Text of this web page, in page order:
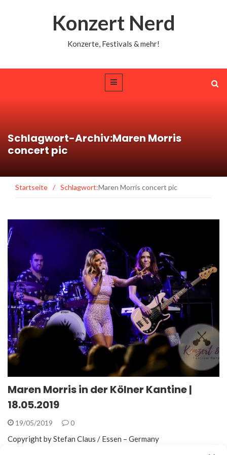
Konzert Nerd
Konzerte, Festivals & mehr!
Schlagwort-Archiv:Maren Morris
concert pic
Startseite / Schlagwort:Maren Morris concert pic
Maren Morris in der Kölner Kantine |
18.05.2019
19/05/2019 0
Copyright by Stefan Claus / Essen – Germany